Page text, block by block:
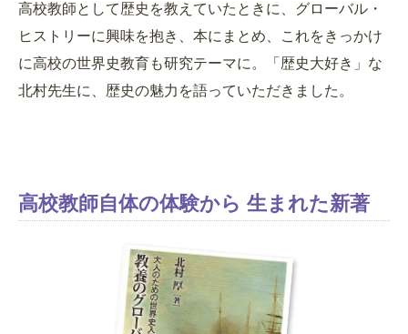
高校教師として歴史を教えていたときに、グローバル・
ヒストリーに興味を抱き、本にまとめ、これをきっかけ
に高校の世界史教育も研究テーマに。「歴史大好き」な
北村先生に、歴史の魅力を語っていただきました。
高校教師自体の体験から 生まれた新著